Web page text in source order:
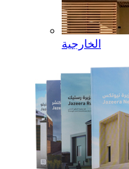
الخارجية